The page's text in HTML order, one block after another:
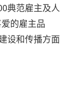
典范雇主及人
的雇主品
设和传播方面